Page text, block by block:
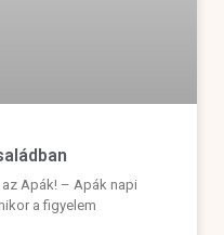
Apák! – Apák napi
a figyelem